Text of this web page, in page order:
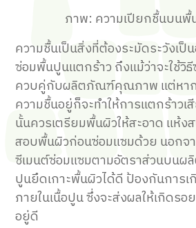
ภาพ: ความเปียกชื้นบน
ความชื้นเป็นสิ่งที่ต้องระมัดระวังเป็
ซ่อมพื้นปูนแตกร้าว ถึงแม้ว่าจะใช้
ควบคู่กับผลิตภัณฑ์คุณภาพ แต่หา
ความชื้นอยู่ก็จะทำให้การแตกร้าว
นั้นควรเตรียมพื้นผิวให้สะอาด แห้ง
สอบพื้นผิวก่อนซ่อมแซมด้วย นอกจ
ซีเมนต์ซ่อมแซมตามอัตราส่วนบนผ
ปูนยึดเกาะพื้นผิวได้ดี ป้องกันการเ
ภายในเนื้อปูน ซึ่งจะส่งผลให้เกิดรอ
อยู่ดี